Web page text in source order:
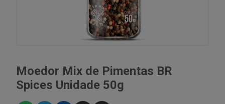
Moedor Mix de Pimentas BR
Spices Unidade 50g